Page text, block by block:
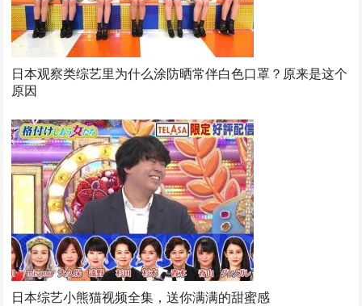
日本观察类综艺里为什么涂防晒常伴白色口罩？原来是这个
原因
日本综艺小熊猫视频全集，送你满满的甜蜜感